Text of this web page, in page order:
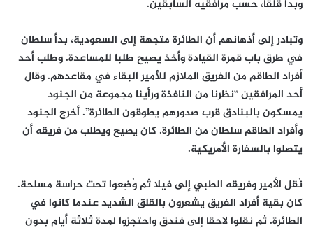
وبدا قلقا، حسب مرافقيه السابقين.
وتبادر إلى أذهانهم أن الطائرة متجهة إلى السعودية، بدأ سلطان
في طرق باب قمرة القيادة وأخذ يصيح طلبا للمساعدة. وطلب أحد
أفراد الطاقم من الفريق الملازم للأمير البقاء في مقاعدهم. وقال
أحد المرافقين “نظرنا من النافذة ورأينا مجموعة من الجنود
يمسكون بالبنادق قرب صدورهم يطوقون الطائرة”. أخرج الجنود
وأفراد الطاقم سلطان من الطائرة. كان يصيح ويطلب من فريقه أن
يتصلوا بالسفارة الأمريكية.
نُقل الأمير وفريقه الطبي إلى فيلا ثم وُضِعوا تحت حراسة مسلحة.
كان بقية أفراد الفريق يشعرون بالقلق الشديد عندما كانوا في
الطائرة. ثم نقلوا لاحقا إلى فندق واحتجزوا لمدة ثلاثة أيام بدون